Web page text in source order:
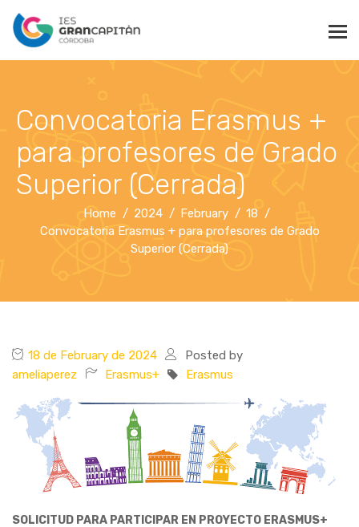
Convocatoria Erasmus +
para profesores de Grado
Superior (Cerrada)
Home 2024 February
18
Convocatoria Erasmus + para profesores de Grado
Superior (Cerrada)
18 de February de 2024
Posted by
ameliaperez
Erasmus+ Erasmus
SOLICITUD PARA PARTICIPAR EN PROYECTO ERASMUS+